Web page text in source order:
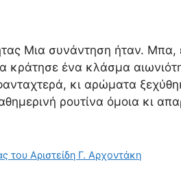
Μια συνάντηση ήταν. Μπα,
κράτησε ένα κλάσμα
κι αρώματα
ρουτίνα όμοια κι
του Αριστείδη Γ. Αρχοντάκη